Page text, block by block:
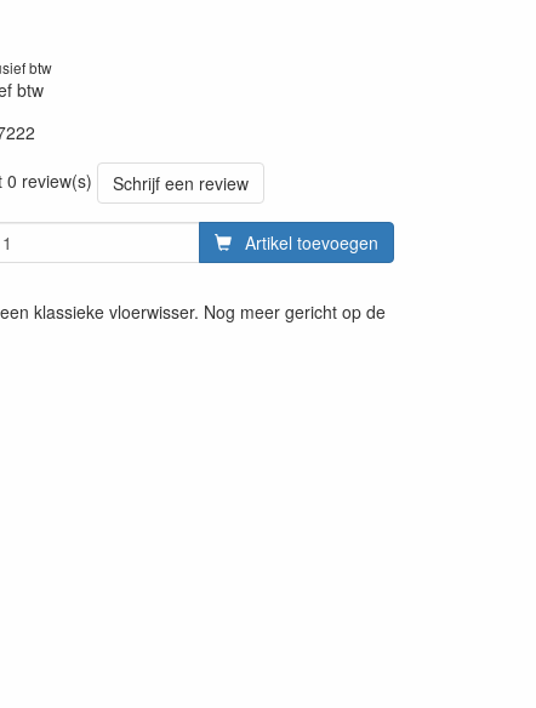
btw
btw
0 review(s)
Schrijf een review
Artikel toevoegen
klassieke vloerwisser. Nog meer gericht op de